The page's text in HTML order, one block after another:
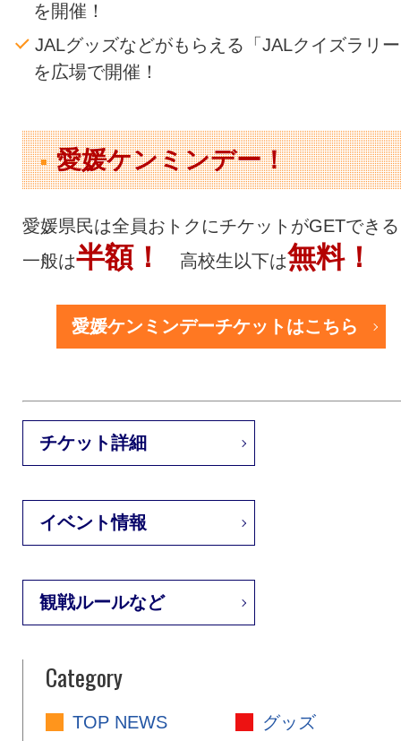
を開催！
JALグッズなどがもらえる「JALクイズラリ
を広場で開催！
愛媛ケンミンデー！
愛媛県民は全員おトクにチケットがGETでき
一般は半額！ 高校生以下は無料！
愛媛ケンミンデーチケットはこちら
チケット詳細
イベント情報
観戦ルールなど
Category
TOP NEWS グッズ